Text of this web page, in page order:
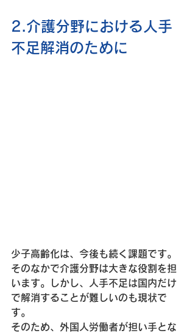
2.介護分野における人手
不足解消のために
少子高齢化は、今後も続く課題です。
そのなかで介護分野は大きな役割を担
います。しかし、人手不足は国内だけ
で解消することが難しいのも現状で
す。
そのため、外国人労働者が担い手とな